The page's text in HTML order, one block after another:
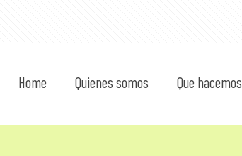
Home Quienes somos Que hacemos